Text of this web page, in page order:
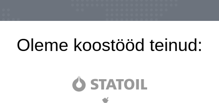
Oleme koostööd teinud: